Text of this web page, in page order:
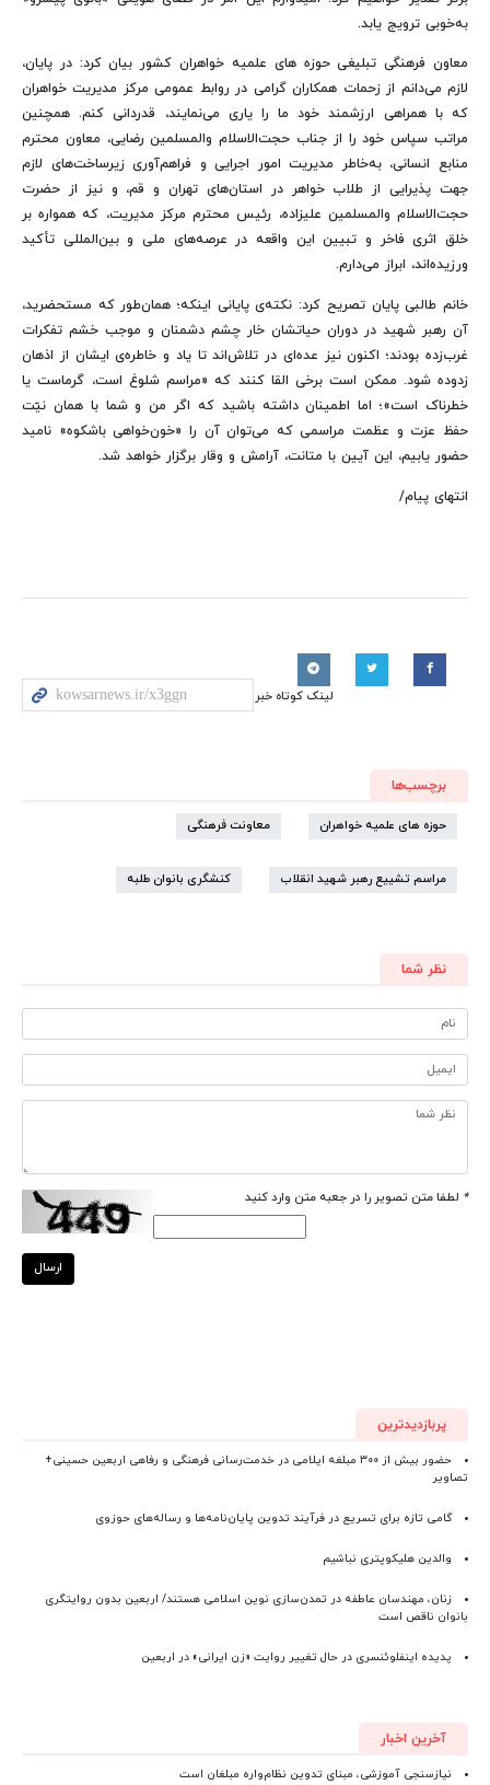
به‌خوبی ترویج یابد.
معاون فرهنگی تبلیغی حوزه های علمیه خواهران کشور بیان کرد: در پایان،
لازم می‌دانم از زحمات همکاران گرامی در روابط عمومی مرکز مدیریت خواهران
که با همراهی ارزشمند خود ما را یاری می‌نمایند، قدردانی کنم. همچنین
مراتب سپاس خود را از جناب حجت‌الاسلام والمسلمین رضایی، معاون محترم
منابع انسانی، به‌خاطر مدیریت امور اجرایی و فراهم‌آوری زیرساخت‌های لازم
جهت پذیرایی از طلاب خواهر در استان‌های تهران و قم، و نیز از حضرت
حجت‌الاسلام والمسلمین علیزاده، رئیس محترم مرکز مدیریت، که همواره بر
خلق اثری فاخر و تبیین این واقعه در عرصه‌های ملی و بین‌المللی تأکید
ورزیده‌اند، ابراز می‌دارم.
خانم طالبی پایان تصریح کرد: نکته‌ی پایانی اینکه؛ همان‌طور که مستحضرید،
آن رهبر شهید در دوران حیاتشان خار چشم دشمنان و موجب خشم تفکرات
غرب‌زده بودند؛ اکنون نیز عده‌ای در تلاش‌اند تا یاد و خاطره‌ی ایشان از اذهان
زدوده شود. ممکن است برخی القا کنند که «مراسم شلوغ است، گرماست یا
خطرناک است»؛ اما اطمینان داشته باشید که اگر من و شما با همان نیّت
حفظ عزت و عظمت مراسمی که می‌توان آن را «خون‌خواهی باشکوه» نامید
حضور یابیم، این آیین با متانت، آرامش و وقار برگزار خواهد شد.
انتهای پیام/
لینک کوتاه خبر
برچسب‌ها
حوزه های علمیه خواهران معاونت فرهنگی
مراسم تشییع رهبر شهید انقلاب کنشگری بانوان طلبه
نظر شما
* لطفا متن تصویر را در جعبه متن وارد کنید
ارسال
پربازدیدترین
حضور بیش از ۳۰۰ مبلغه ایلامی در خدمت‌رسانی فرهنگی و رفاهی اربعین حسینی+
تصاویر
گامی تازه برای تسریع در فرآیند تدوین پایان‌نامه‌ها و رساله‌های حوزوی
والدین هلیکوپتری نباشیم
زنان، مهندسان عاطفه در تمدن‌سازی نوین اسلامی هستند/ اربعین بدون روایتگری
بانوان ناقص است
پدیده اینفلوئنسری در حال تغییر روایت «زن ایرانی» در اربعین
آخرین اخبار
نیازسنجی آموزشی، مبنای تدوین نظام‌واره مبلغان است